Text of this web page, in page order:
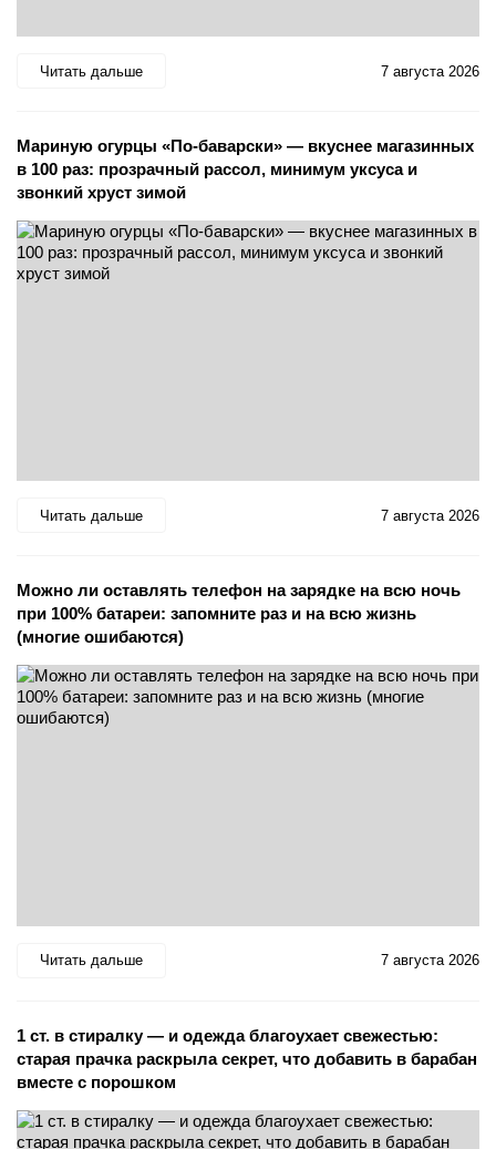
Читать дальше 7 августа 2026
Мариную огурцы «По-баварски» — вкуснее магазинных
в 100 раз: прозрачный рассол, минимум уксуса и
звонкий хруст зимой
Читать дальше 7 августа 2026
Можно ли оставлять телефон на зарядке на всю ночь
при 100% батареи: запомните раз и на всю жизнь
(многие ошибаются)
Читать дальше 7 августа 2026
1 ст. в стиралку — и одежда благоухает свежестью:
старая прачка раскрыла секрет, что добавить в барабан
вместе с порошком